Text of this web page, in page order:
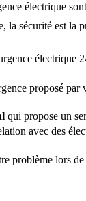
électrique
la sécurité est la
électrique
proposé par
qui propose un
avec des
problème lors